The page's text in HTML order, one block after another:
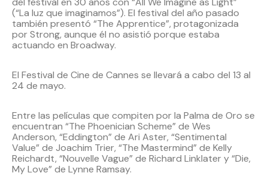
(“La luz que imaginamos”). El festival del año pasado
también presentó “The Apprentice”, protagonizada
por Strong, aunque él no asistió porque estaba
actuando en Broadway.
El Festival de Cine de Cannes se llevará a cabo del 13 al
24 de mayo.
Entre las películas que compiten por la Palma de Oro se
encuentran “The Phoenician Scheme” de Wes
Anderson, “Eddington” de Ari Aster, “Sentimental
Value” de Joachim Trier, “The Mastermind” de Kelly
Reichardt, “Nouvelle Vague” de Richard Linklater y “Die,
My Love” de Lynne Ramsay.